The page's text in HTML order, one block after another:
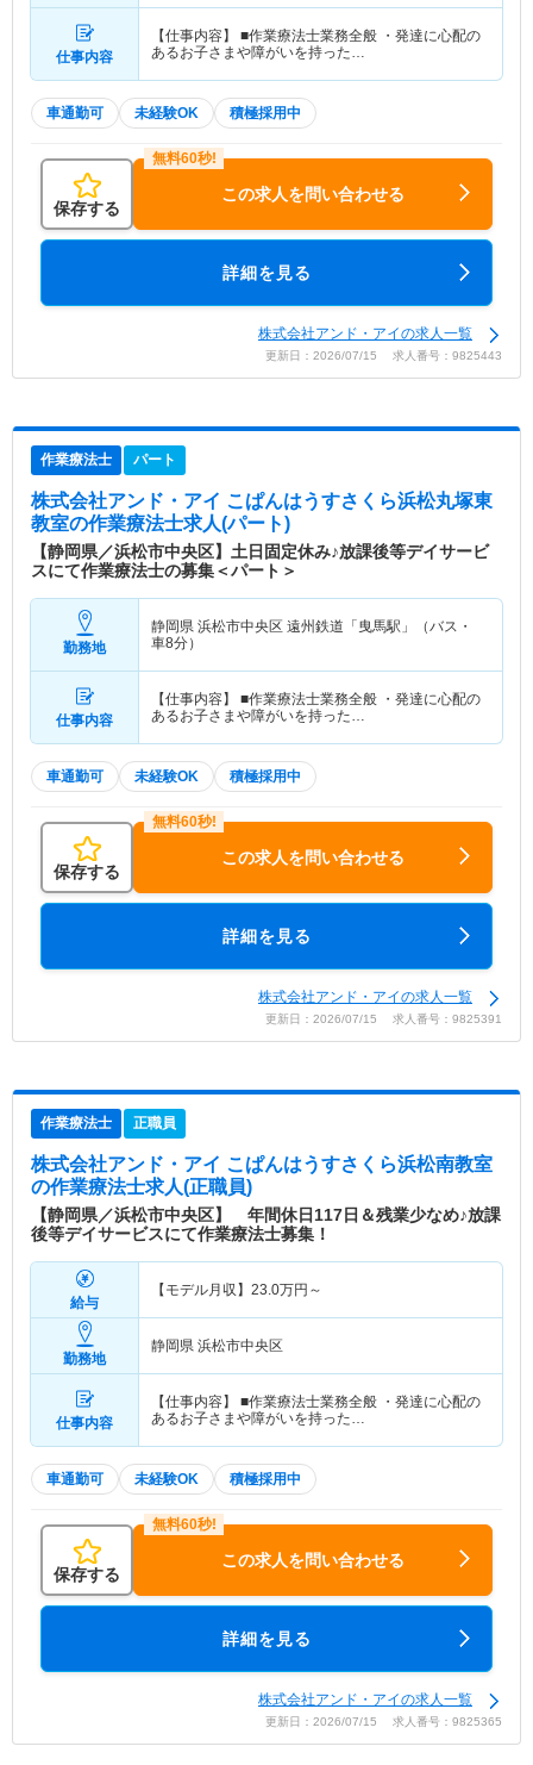
仕事内容
【仕事内容】 ■作業療法士業務全般 ・発達に心配の
あるお子さまや障がいを持った…
車通勤可 未経験OK 積極採用中
保存する
この求人を問い合わせる
詳細を見る
株式会社アンド・アイの求人一覧
更新日：2026/07/15 求人番号：9825443
作業療法士 パート
株式会社アンド・アイ こぱんはうすさくら浜松丸塚東
教室の作業療法士求人(パート)
【静岡県／浜松市中央区】土日固定休み♪放課後等デイサービ
スにて作業療法士の募集＜パート＞
勤務地
静岡県 浜松市中央区 遠州鉄道「曳馬駅」（バス・
車8分）
仕事内容
【仕事内容】 ■作業療法士業務全般 ・発達に心配の
あるお子さまや障がいを持った…
車通勤可 未経験OK 積極採用中
保存する
この求人を問い合わせる
詳細を見る
株式会社アンド・アイの求人一覧
更新日：2026/07/15 求人番号：9825391
作業療法士 正職員
株式会社アンド・アイ こぱんはうすさくら浜松南教室
の作業療法士求人(正職員)
【静岡県／浜松市中央区】 年間休日117日＆残業少なめ♪放課
後等デイサービスにて作業療法士募集！
給与
【モデル月収】 23.0万円～
勤務地
静岡県 浜松市中央区
仕事内容
【仕事内容】 ■作業療法士業務全般 ・発達に心配の
あるお子さまや障がいを持った…
車通勤可 未経験OK 積極採用中
保存する
この求人を問い合わせる
詳細を見る
株式会社アンド・アイの求人一覧
更新日：2026/07/15 求人番号：9825365